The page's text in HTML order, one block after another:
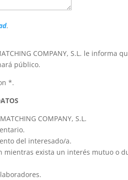
.
COMPANY, S.L. le
público.
*.
COMPANY, S.L.
del interesado/a.
mientras exista un interés mutuo o